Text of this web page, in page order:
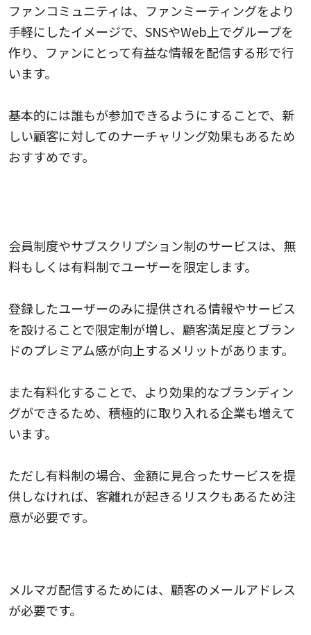
ファンコミュニティは、ファンミーティングをより
手軽にしたイメージで、SNSやWeb上でグループを
作り、ファンにとって有益な情報を配信する形で行
います。
基本的には誰もが参加できるようにすることで、新
しい顧客に対してのナーチャリング効果もあるため
おすすめです。
会員制度やサブスクリプション制のサービスは、無
料もしくは有料制でユーザーを限定します。
登録したユーザーのみに提供される情報やサービス
を設けることで限定制が増し、顧客満足度とブラン
ドのプレミアム感が向上するメリットがあります。
また有料化することで、より効果的なブランディン
グができるため、積極的に取り入れる企業も増えて
います。
ただし有料制の場合、金額に見合ったサービスを提
供しなければ、客離れが起きるリスクもあるため注
意が必要です。
メルマガ配信するためには、顧客のメールアドレス
が必要です。